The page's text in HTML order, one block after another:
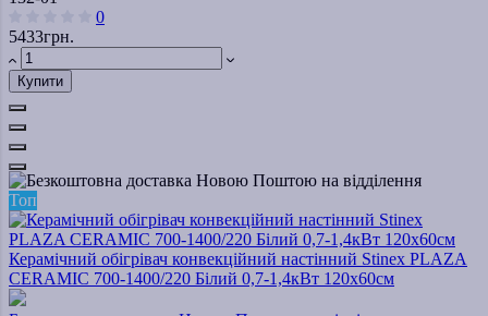
0
5433грн.
Купити
Топ
Керамічний обігрівач конвекційний настінний Stinex PLAZA
CERAMIC 700-1400/220 Білий 0,7-1,4кВт 120х60см